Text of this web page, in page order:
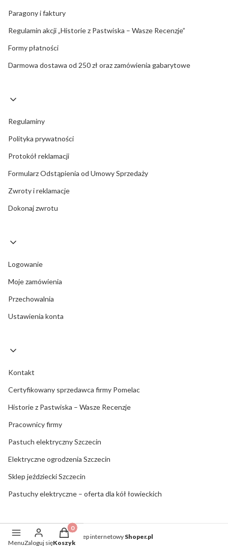
Paragony i faktury
Regulamin akcji „Historie z Pastwiska – Wasze Recenzje”
Formy płatności
Darmowa dostawa od 250 zł oraz zamówienia gabarytowe
Regulaminy
Polityka prywatności
Protokół reklamacji
Formularz Odstąpienia od Umowy Sprzedaży
Zwroty i reklamacje
Dokonaj zwrotu
Logowanie
Moje zamówienia
Przechowalnia
Ustawienia konta
Kontakt
Certyfikowany sprzedawca firmy Pomelac
Historie z Pastwiska – Wasze Recenzje
Pracownicy firmy
Pastuch elektryczny Szczecin
Elektryczne ogrodzenia Szczecin
Sklep jeździecki Szczecin
Pastuchy elektryczne – oferta dla kół łowieckich
Sklep internetowy Shoper.pl
MenuZaloguj się
Produkty w koszyku: 0. Zobacz szczegóły
Koszyk